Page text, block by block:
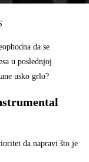
da se
u poslednjoj
usko grlo?
da napravi što je